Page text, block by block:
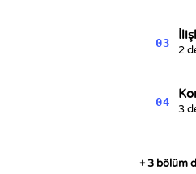
03
2
04
3
+ 3 bölüm